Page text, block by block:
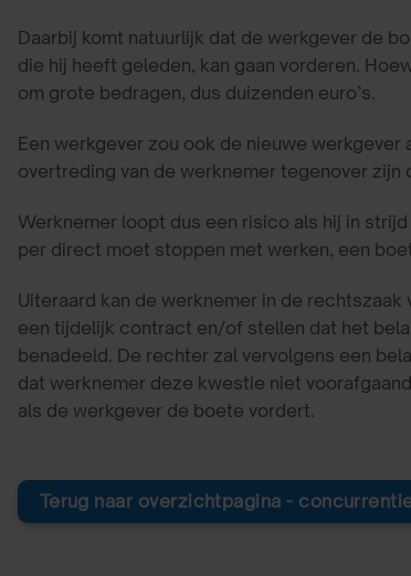
Daarbij komt natuurlijk dat de werkgever de
die hij heeft geleden, kan gaan vorderen.
om grote bedragen, dus duizenden euro’s.
Een werkgever zou ook de nieuwe
overtreding van de werknemer tegenover zijn
Werknemer loopt dus een risico als hij in
per direct moet stoppen met werken, een
Uiteraard kan de werknemer in de
een tijdelijk contract en/of stellen dat het
benadeeld. De rechter zal vervolgens een
dat werknemer deze kwestie niet
als de werkgever de boete vordert.
Terug naar overzichtpagina -